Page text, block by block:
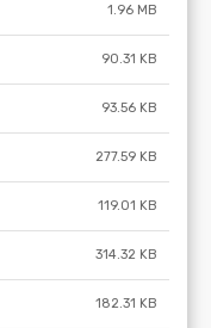
1.96 MB
90.31 KB
93.56 KB
277.59 KB
119.01 KB
314.32 KB
182.31 KB